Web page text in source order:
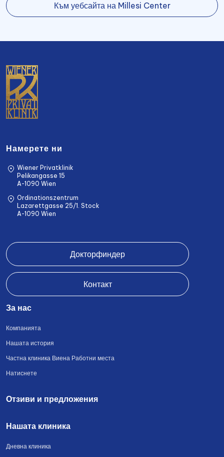
Към уебсайта на Millesi Center
Намерете ни
Wiener Privatklinik
Pelikangasse 15
A-1090 Wien
Ordinationszentrum
Lazarettgasse 25/1. Stock
A-1090 Wien
Докторфиндер
Контакт
За нас
Компанията
Нашата история
Частна клиника Виена Работни места
Натиснете
Отзиви и предложения
Нашата клиника
Дневна клиника